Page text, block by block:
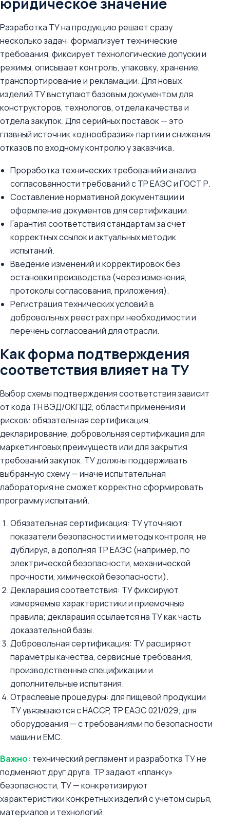
Разработка ТУ на продукцию решает сразу
несколько задач: формализует технические
требования, фиксирует технологические допуски и
режимы, описывает контроль, упаковку, хранение,
транспортирование и рекламации. Для новых
изделий ТУ выступают базовым документом для
конструкторов, технологов, отдела качества и
отдела закупок. Для серийных поставок — это
главный источник «однообразия» партии и снижения
отказов по входному контролю у заказчика.
Проработка технических требований и анализ
согласованности требований с ТР ЕАЭС и ГОСТ Р.
Составление нормативной документации и
оформление документов для сертификации.
Гарантия соответствия стандартам за счет
корректных ссылок и актуальных методик
испытаний.
Введение изменений и корректировок без
остановки производства (через изменения,
протоколы согласования, приложения).
Регистрация технических условий в
добровольных реестрах при необходимости и
перечень согласований для отрасли.
Как форма подтверждения
соответствия влияет на ТУ
Выбор схемы подтверждения соответствия зависит
от кода ТН ВЭД/ОКПД2, области применения и
рисков: обязательная сертификация,
декларирование, добровольная сертификация для
маркетинговых преимуществ или для закрытия
требований закупок. ТУ должны поддерживать
выбранную схему — иначе испытательная
лаборатория не сможет корректно сформировать
программу испытаний.
Обязательная сертификация: ТУ уточняют
показатели безопасности и методы контроля, не
дублируя, а дополняя ТР ЕАЭС (например, по
электрической безопасности, механической
прочности, химической безопасности).
Декларация соответствия: ТУ фиксируют
измеряемые характеристики и приемочные
правила; декларация ссылается на ТУ как часть
доказательной базы.
Добровольная сертификация: ТУ расширяют
параметры качества, сервисные требования,
производственные спецификации и
дополнительные испытания.
Отраслевые процедуры: для пищевой продукции
ТУ увязываются с HACCP, ТР ЕАЭС 021/029; для
оборудования — с требованиями по безопасности
машин и EMC.
Важно: технический регламент и разработка ТУ не
подменяют друг друга. ТР задают «планку»
безопасности, ТУ — конкретизируют
характеристики конкретных изделий с учетом сырья,
материалов и технологий.